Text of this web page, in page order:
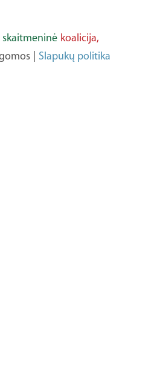
skaitmeninė koalicija,
Slapukų politika